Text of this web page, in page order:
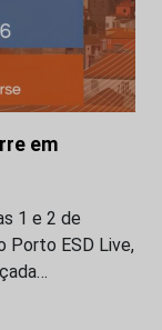
em
1 e 2 de
Porto ESD Live,